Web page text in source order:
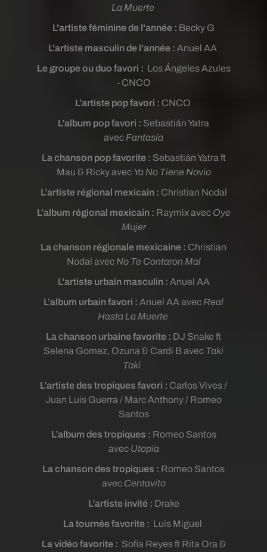
La Muerte
L'artiste féminine de l'année : Becky G
L'artiste masculin de l'année : Anuel AA
Le groupe ou duo favori : Los Ángeles Azules
- CNCO
L’artiste pop favori : CNCO
L’album pop favori : Sebastián Yatra
avec Fantasía
La chanson pop favorite : Sebastián Yatra ft
Mau & Ricky avec Ya No Tiene Novio
L’artiste régional mexicain : Christian Nodal
L’album régional mexicain : Raymix avec Oye
Mujer
La chanson régionale mexicaine : Christian
Nodal avec No Te Contaron Mal
L’artiste urbain masculin : Anuel AA
L’album urbain favori : Anuel AA avec Real
Hasta La Muerte
La chanson urbaine favorite : DJ Snake ft
Selena Gomez, Ozuna & Cardi B avec Taki
Taki
L’artiste des tropiques favori : Carlos Vives /
Juan Luis Guerra / Marc Anthony / Romeo
Santos
L’album des tropiques : Romeo Santos
avec Utopia
La chanson des tropiques : Romeo Santos
avec Centavito
L’artiste invité : Drake
La tournée favorite : Luis Miguel
La vidéo favorite : Sofia Reyes ft Rita Ora &